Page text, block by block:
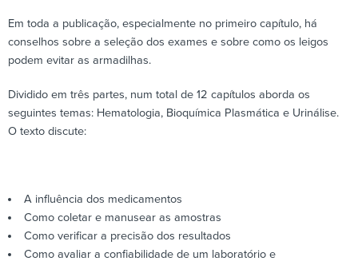
Em toda a publicação, especialmente no primeiro capítulo, há
conselhos sobre a seleção dos exames e sobre como os leigos
podem evitar as armadilhas.
Dividido em três partes, num total de 12 capítulos aborda os
seguintes temas: Hematologia, Bioquímica Plasmática e Urinálise.
O texto discute:
A influência dos medicamentos
Como coletar e manusear as amostras
Como verificar a precisão dos resultados
Como avaliar a confiabilidade de um laboratório e